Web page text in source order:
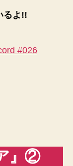
るよ!!
#026
』②